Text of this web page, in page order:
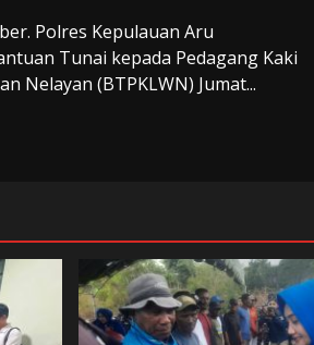
Polres Kepulauan Aru
Tunai kepada Pedagang Kaki
Nelayan (BTPKLWN) Jumat...